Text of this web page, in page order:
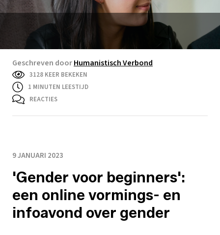
Geschreven doorHumanistisch Verbond
3128 KEER BEKEKEN
1 MINUTEN LEESTIJD
REACTIES
9 JANUARI 2023
'Gender voor beginners':
een online vormings- en
infoavond over gender